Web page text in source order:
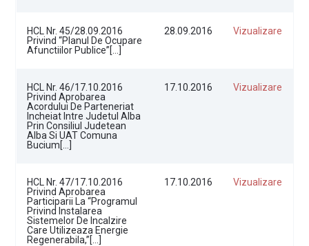
HCL Nr. 45/28.09.2016
Privind “Planul De Ocupare
Afunctiilor Publice”[…]
28.09.2016 Vizualizare
HCL Nr. 46/17.10.2016
Privind Aprobarea
Acordului De Parteneriat
Incheiat Intre Judetul Alba
Prin Consiliul Judetean
Alba Si UAT Comuna
Bucium[…]
17.10.2016 Vizualizare
HCL Nr. 47/17.10.2016
Privind Aprobarea
Participarii La “Programul
Privind Instalarea
Sistemelor De Incalzire
Care Utilizeaza Energie
Regenerabila,”[…]
17.10.2016 Vizualizare